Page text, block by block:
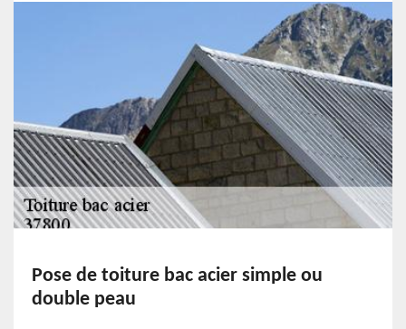
Pose de toiture bac acier simple ou
double peau